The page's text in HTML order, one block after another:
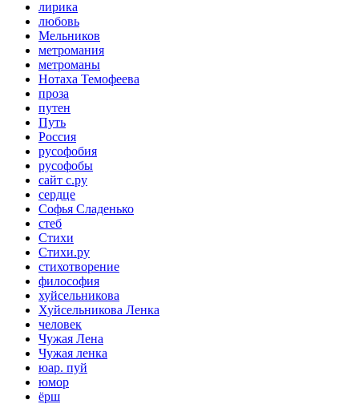
лирика
любовь
Мельников
метромания
метроманы
Нотаха Темофеева
проза
путен
Путь
Россия
русофобия
русофобы
сайт с.ру
сердце
Софья Сладенько
стеб
Стихи
Стихи.ру
стихотворение
философия
хуйсельникова
Хуйсельникова Ленка
человек
Чужая Лена
Чужая ленка
юар. пуй
юмор
ёрш